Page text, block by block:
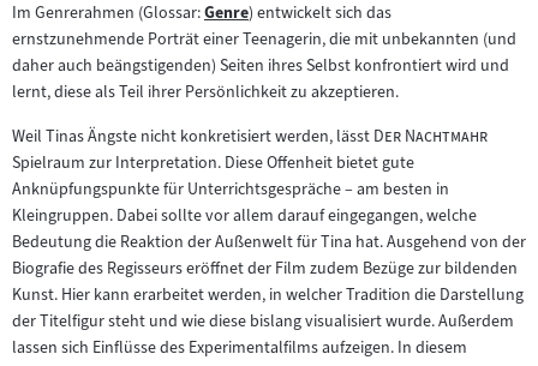
Im Genrerahmen (Glossar:Zum
Inhalt:
Genre) entwickelt sich das
ernstzunehmende Porträt einer Teenagerin, die mit unbekannten (und
daher auch beängstigenden) Seiten ihres Selbst konfrontiert wird und
lernt, diese als Teil ihrer Persönlichkeit zu akzeptieren.
Weil Tinas Ängste nicht konkretisiert werden, lässt "Der Nachtmahr"
Spielraum zur Interpretation. Diese Offenheit bietet gute
Anknüpfungspunkte für Unterrichtsgespräche – am besten in
Kleingruppen. Dabei sollte vor allem darauf eingegangen, welche
Bedeutung die Reaktion der Außenwelt für Tina hat. Ausgehend von der
Biografie des Regisseurs eröffnet der Film zudem Bezüge zur bildenden
Kunst. Hier kann erarbeitet werden, in welcher Tradition die Darstellung
der Titelfigur steht und wie diese bislang visualisiert wurde. Außerdem
lassen sich Einflüsse des Experimentalfilms aufzeigen. In diesem